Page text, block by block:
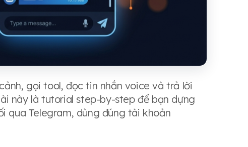
gọi tool, đọc tin nhắn voice và trả lời
này là tutorial step-by-step để bạn dựng
qua Telegram, dùng đúng tài khoản